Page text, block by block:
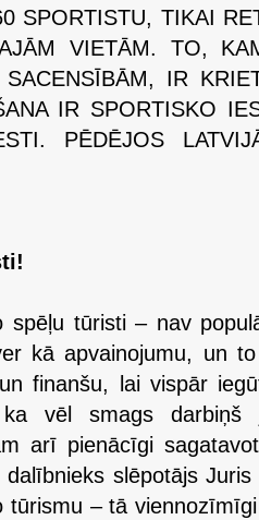
SPORTISTU, TIKAI
VIETĀM. TO,
SACENSĪBĀM, IR
IR SPORTISKO
PĒDĒJOS
spēļu tūristi – nav
kā apvainojumu, un
finanšu, lai vispār
vēl smags darbiņš
arī pienācīgi
slēpotājs
tūrismu – tā